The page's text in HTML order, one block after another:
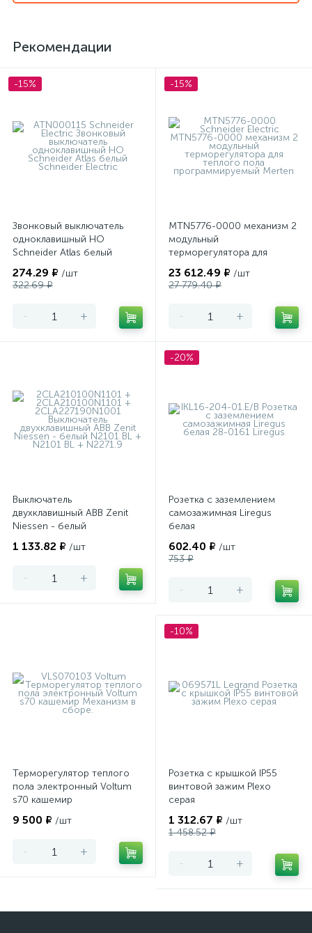
Рекомендации
-15%
Звонковый выключатель
одноклавишный НО
Schneider Atlas белый
274.29 ₽ /шт
322.69 ₽
- +
-15%
MTN5776-0000 механизм 2
модульный
терморегулятора для
программируемый Merten
23 612.49 ₽ /шт
27 779.40 ₽
- +
Выключатель
двухклавишный ABB Zenit
Niessen - белый
1 133.82 ₽ /шт
- +
-20%
Розетка с заземлением
самозажимная Liregus
белая
602.40 ₽ /шт
753 ₽
- +
Терморегулятор теплого
пола электронный Voltum
s70 кашемир
9 500 ₽ /шт
- +
-10%
Розетка с крышкой IP55
винтовой зажим Plexo
серая
1 312.67 ₽ /шт
1 458.52 ₽
- +